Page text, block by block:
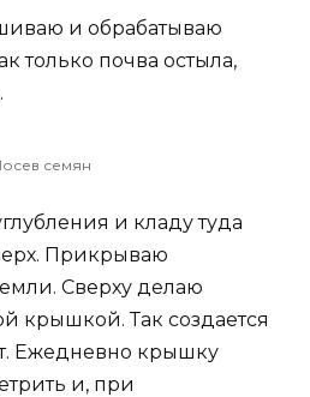
и обрабатываю
только почва остыла,
семян
и кладу туда
Прикрываю
Сверху делаю
крышкой. Так создается
Ежедневно крышку
и, при